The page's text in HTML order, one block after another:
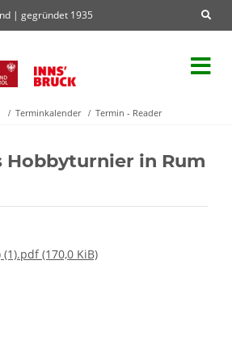
| gegründet 1935
Terminkalender Termin - Reader
Hobbyturnier in Rum
(1).pdf(170,0 KiB)